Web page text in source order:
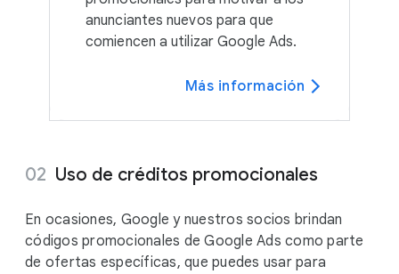
anunciantes nuevos para que
comiencen a utilizar Google Ads.
Más información
Uso de créditos promocionales
En ocasiones, Google y nuestros socios brindan
códigos promocionales de Google Ads como parte
de ofertas específicas, que puedes usar para